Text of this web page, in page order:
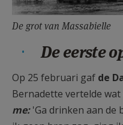
De grot van Massabielle
De eerste
Op 25 februari gaf de
Bernadette vertelde
me:'Ga drinken aan de